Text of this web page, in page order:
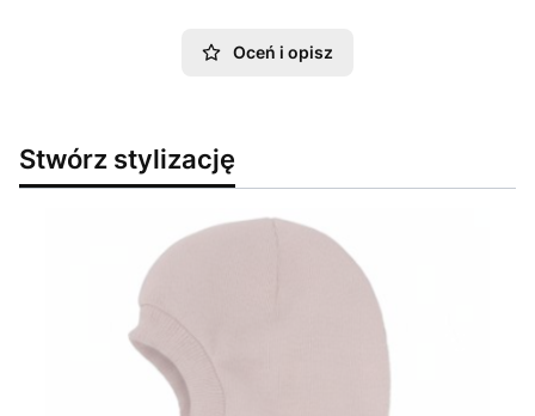
Oceń i opisz
Stwórz stylizację